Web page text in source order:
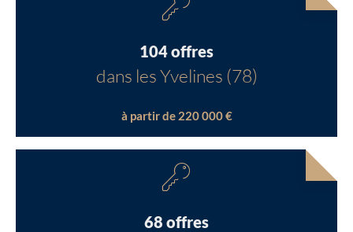
104 offres
dans les Yvelines (78)
à partir de 220 000 €
68 offres